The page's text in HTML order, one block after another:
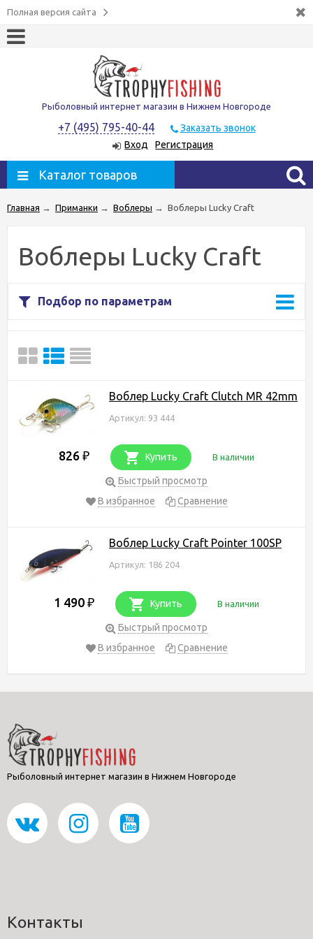
Полная версия сайта
Рыболовный интернет магазин в Нижнем Новгороде
+7 (495) 795-40-44
Заказать звонок
Вход
Регистрация
Каталог товаров
Главная → Приманки → Воблеры → Воблеры Lucky Craft
Воблеры Lucky Craft
Подбор по параметрам
Воблер Lucky Craft Clutch MR 42mm
Артикул: 93 444
826 ₽ Купить В наличии
Быстрый просмотр
В избранное
Сравнение
Воблер Lucky Craft Pointer 100SP
Артикул: 186 204
1 490 ₽ Купить В наличии
Быстрый просмотр
В избранное
Сравнение
Рыболовный интернет магазин в Нижнем Новгороде
Контакты